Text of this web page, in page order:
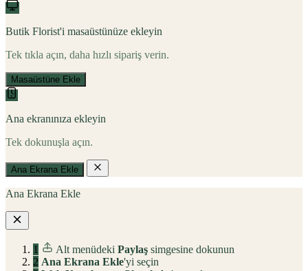
Butik Florist'i masaüstünüze ekleyin
Tek tıkla açın, daha hızlı sipariş verin.
Masaüstüne Ekle
Ana ekranınıza ekleyin
Tek dokunuşla açın.
Ana Ekrana Ekle
Ana Ekrana Ekle
1 Alt menüdeki Paylaş simgesine dokunun
2 Ana Ekrana Ekle'yi seçin